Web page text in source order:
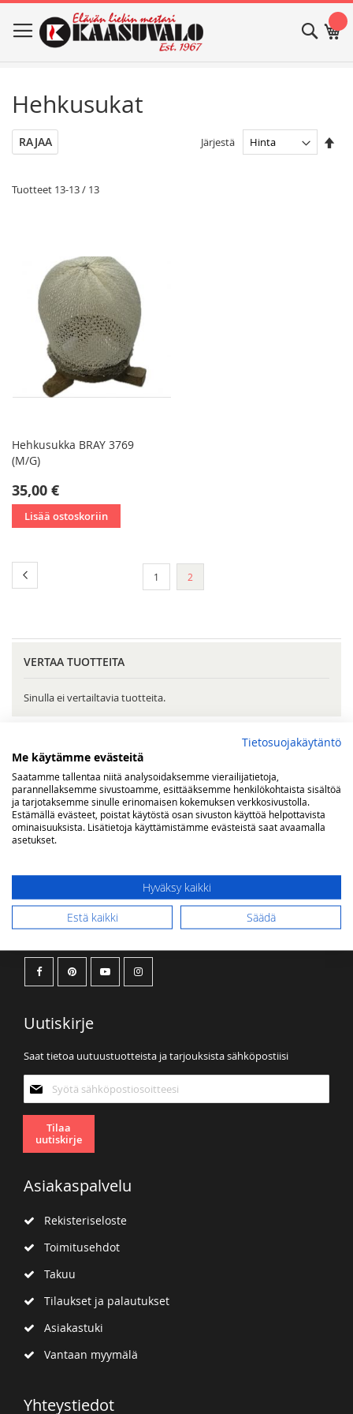
to
Content
Haku
Hehkusukat
Tuotteet 13-13/ 13
Järjestä
Hehkusukka BRAY 3769
(M/G)
35,00 €
Lisää ostoskoriin
Sivu
Sivu
1
You're
currently
2
RAJAA
VERTAA TUOTTEITA
Sinulla ei vertailtavia tuotteita.
OMA TOIVELISTA
Sinulla ei ole tuotteita toivelistallasi.
Kaasuvalon some
Uutiskirje
Saat tietoa uutuustuotteista ja tarjouksista sähköpostiisi
uutiskirjeemme:
Tilaa
uutiskirje
Asiakaspalvelu
Rekisteriseloste
Toimitusehdot
Takuu
Tilaukset ja palautukset
Asiakastuki
Vantaan myymälä
Yhteystiedot
Tietosuojakäytäntö
Me käytämme evästeitä
Saatamme tallentaa niitä analysoidaksemme vierailijatietoja,
parannellaksemme sivustoamme, esittääksemme henkilökohtaista sisältöä
ja tarjotaksemme sinulle erinomaisen kokemuksen verkkosivustolla.
Estämällä evästeet, poistat käytöstä osan sivuston käyttöä helpottavista
ominaisuuksista. Lisätietoja käyttämistämme evästeistä saat avaamalla
asetukset.
Hyväksy kaikki
Estä kaikki
Säädä